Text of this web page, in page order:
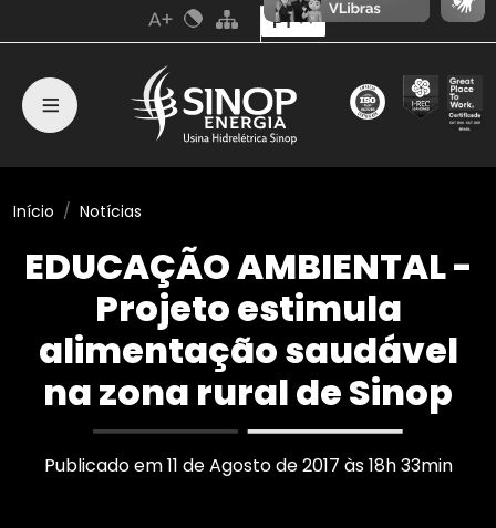
PT
Início Notícias
EDUCAÇÃO AMBIENTAL -
Projeto estimula
alimentação saudável
na zona rural de Sinop
Publicado em 11 de Agosto de 2017 às 18h 33min